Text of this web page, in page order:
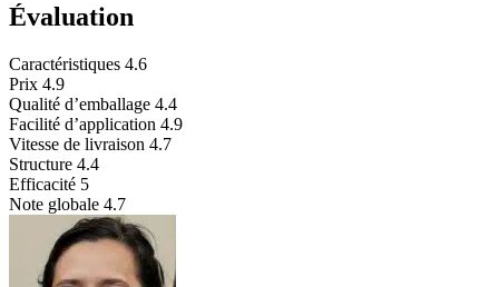
Évaluation
Caractéristiques 4.6
Prix 4.9
Qualité d’emballage 4.4
Facilité d’application 4.9
Vitesse de livraison 4.7
Structure 4.4
Efficacité 5
Note globale 4.7